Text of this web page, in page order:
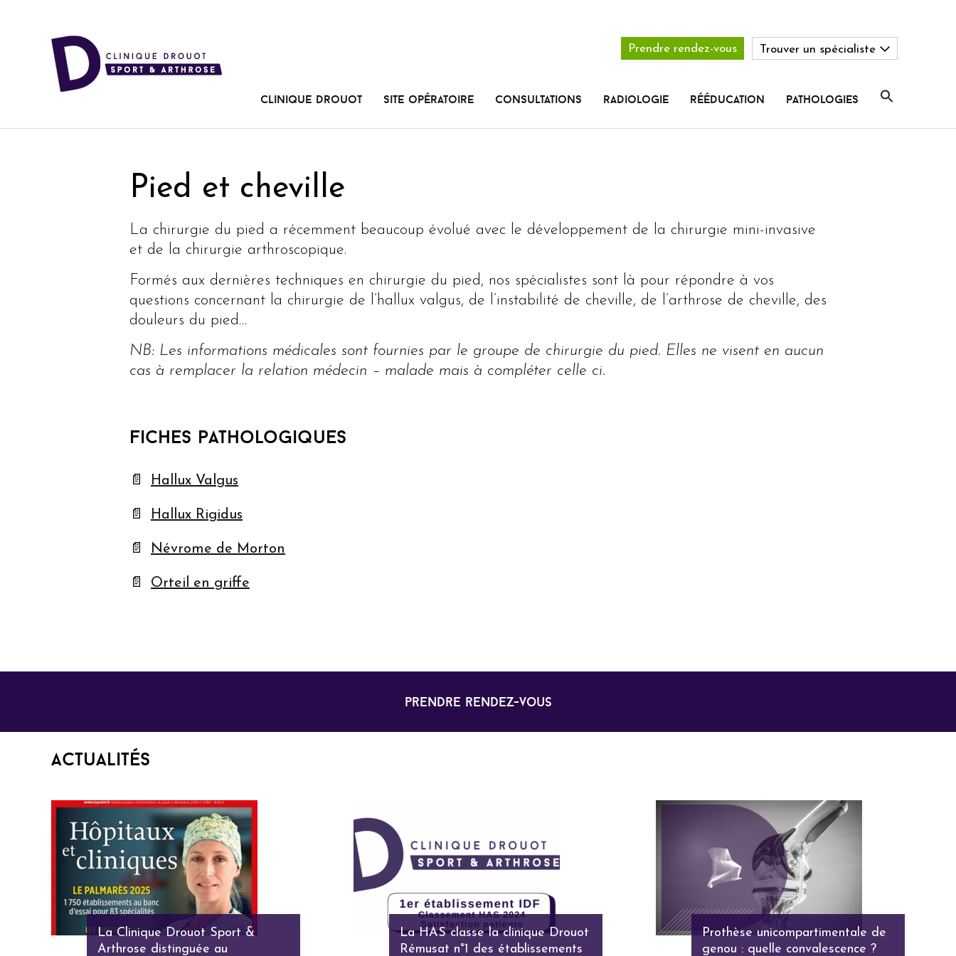
Prendre rendez-vous Trouver un spécialiste
Clinique Drouot Site opératoire Consultations radiologie rééducation pathologies
Pied et cheville
La chirurgie du pied a récemment beaucoup évolué avec le développement de la chirurgie mini-invasive
et de la chirurgie arthroscopique.
Formés aux dernières techniques en chirurgie du pied, nos spécialistes sont là pour répondre à vos
questions concernant la chirurgie de l’hallux valgus, de l’instabilité de cheville, de l’arthrose de cheville, des
douleurs du pied…
NB: Les informations médicales sont fournies par le groupe de chirurgie du pied. Elles ne visent en aucun
cas à remplacer la relation médecin – malade mais à compléter celle ci.
Fiches pathologiques
Hallux Valgus
Hallux Rigidus
Névrome de Morton
Orteil en griffe
prendre rendez-vous
Actualités
La Clinique Drouot Sport &
Arthrose distinguée au
La HAS classe la clinique Drouot
Rémusat n°1 des établissements
Prothèse unicompartimentale de
genou : quelle convalescence ?